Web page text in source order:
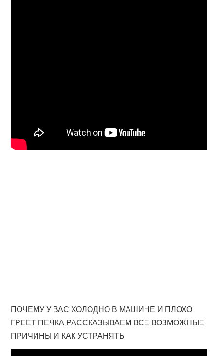
ПОЧЕМУ У ВАС ХОЛОДНО В МАШИНЕ И ПЛОХО
ГРЕЕТ ПЕЧКА РАССКАЗЫВАЕМ ВСЕ ВОЗМОЖНЫЕ
ПРИЧИНЫ И КАК УСТРАНЯТЬ